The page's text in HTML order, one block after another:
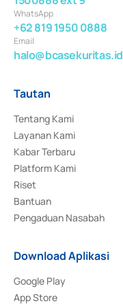
WhatsApp
+62 819 1950 0888
Email
halo@bcasekuritas.id
Tautan
Tentang Kami
Layanan Kami
Kabar Terbaru
Platform Kami
Riset
Bantuan
Pengaduan Nasabah
Download Aplikasi
Google Play
App Store